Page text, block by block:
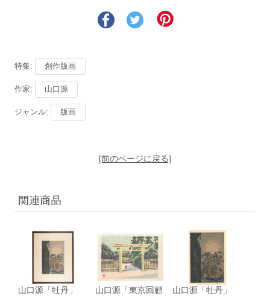
特集: 創作版画
作家: 山口源
ジャンル: 版画
[前のページに戻る]
関連商品
山口源「牡丹」
山口源「東京回顧
山口源「牡丹」